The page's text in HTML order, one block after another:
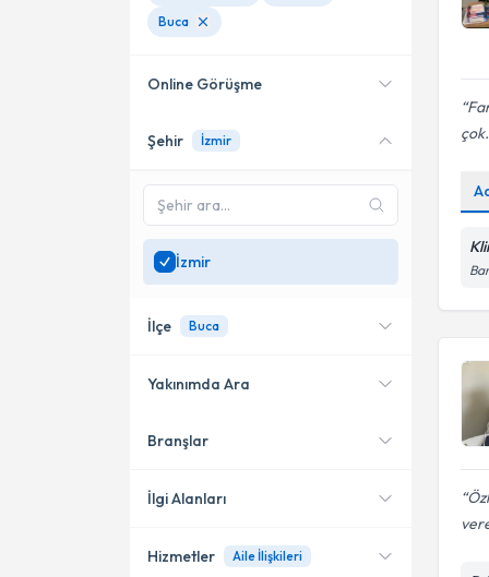
Buca
Online Görüşme
Online danışmanlık sunan
Sadeceİzmir
uzman ara
Şehir İzmir
İzmir
İlçe Buca
Konak
Karşıyaka
Yakınımda Ara
Konumuma yakın uzmanları
Branşlar
Psikoloji
İlgi Alanları
Hizmetler Aile İlişkileri